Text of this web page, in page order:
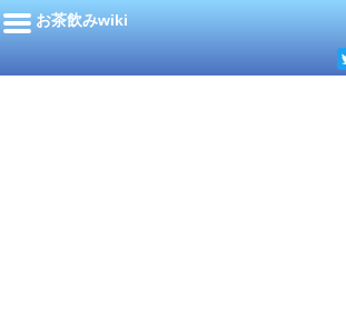
お茶飲みwiki